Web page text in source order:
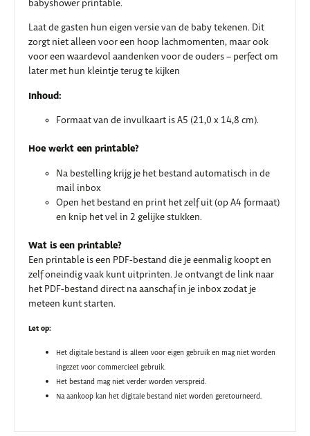
babyshower printable.
Laat de gasten hun eigen versie van de baby tekenen. Dit
zorgt niet alleen voor een hoop lachmomenten, maar ook
voor een waardevol aandenken voor de ouders – perfect om
later met hun kleintje terug te kijken
Inhoud:
Formaat van de invulkaart is A5 (21,0 x 14,8 cm).
Hoe werkt een printable?
Na bestelling krijg je het bestand automatisch in de
mail inbox
Open het bestand en print het zelf uit (op A4 formaat)
en knip het vel in 2 gelijke stukken.
Wat is een printable?
Een printable is een PDF-bestand die je eenmalig koopt en
zelf oneindig vaak kunt uitprinten. Je ontvangt de link naar
het PDF-bestand direct na aanschaf in je inbox zodat je
meteen kunt starten.
Let op:
Het digitale bestand is alleen voor eigen gebruik en mag niet worden
ingezet voor commercieel gebruik.
Het bestand mag niet verder worden verspreid.
Na aankoop kan het digitale bestand niet worden geretourneerd.